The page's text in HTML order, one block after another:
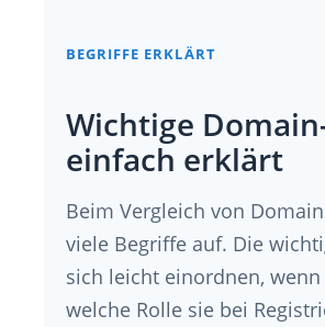
BEGRIFFE ERKLÄRT
Wichtige
einfach erklärt
Beim Vergleich von
viele Begriffe auf. Die
sich leicht einordnen, wenn
welche Rolle sie bei